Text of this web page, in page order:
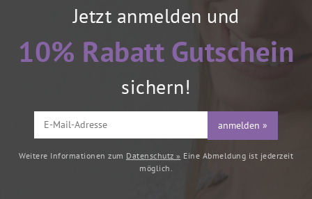
Jetzt anmelden und
10% Rabatt Gutschein
sichern!
anmelden »
Weitere Informationen zum Datenschutz » Eine Abmeldung ist jederzeit
möglich.